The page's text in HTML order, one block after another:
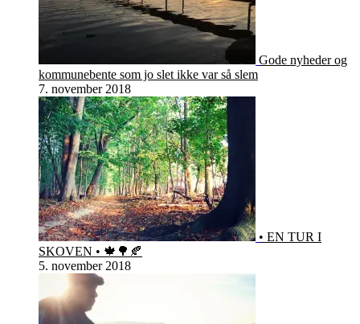
Gode nyheder og
kommunebente som jo slet ikke var så slem
7. november 2018
• EN TUR I
SKOVEN • 🍁🌳🍂
5. november 2018